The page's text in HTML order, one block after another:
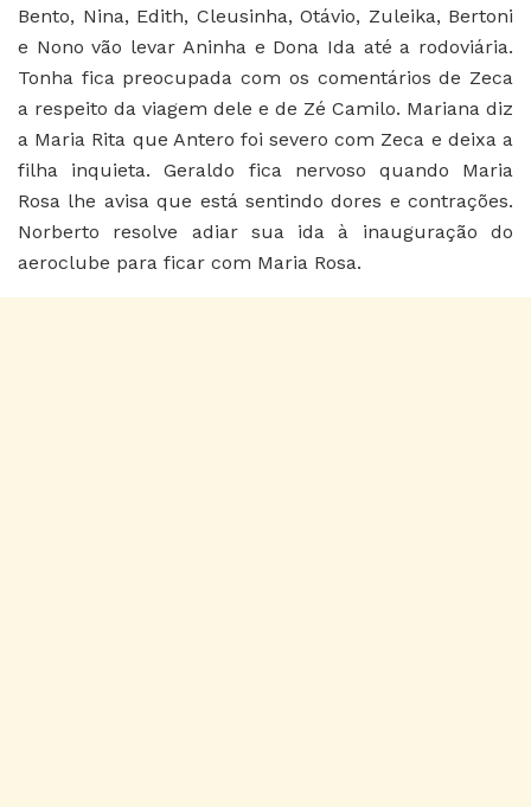
Bento, Nina, Edith, Cleusinha, Otávio, Zuleika, Bertoni
e Nono vão levar Aninha e Dona Ida até a rodoviária.
Tonha fica preocupada com os comentários de Zeca
a respeito da viagem dele e de Zé Camilo. Mariana diz
a Maria Rita que Antero foi severo com Zeca e deixa a
filha inquieta. Geraldo fica nervoso quando Maria
Rosa lhe avisa que está sentindo dores e contrações.
Norberto resolve adiar sua ida à inauguração do
aeroclube para ficar com Maria Rosa.